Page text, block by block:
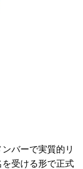
バーで実質的リ
受ける形で正式